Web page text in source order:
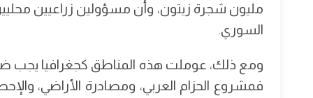
مليون شجرة زيتون، وأن مسؤولين زراعيين
السوري.
ومع ذلك، عوملت هذه المناطق كجغرافيا يجب
فمشروع الحزام العربي، ومصادرة الأراضي،